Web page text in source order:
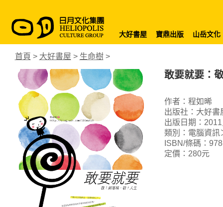
大好書屋 寶鼎出版 山岳文化
首頁 > 大好書屋 > 生命樹>
敢要就要：
作者：程如晞
出版社：大好書
出版日期：
類別：電腦資訊
ISBN/條碼：
定價：280元